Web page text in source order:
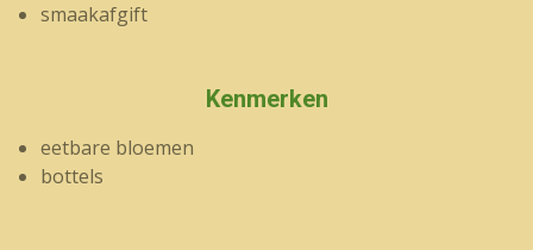
smaakafgift
Kenmerken
eetbare bloemen
bottels